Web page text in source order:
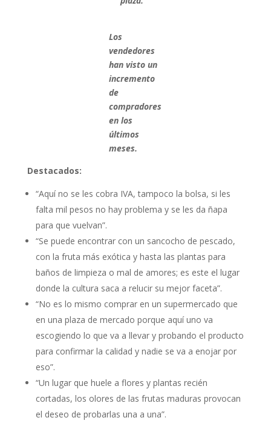
Los
vendedores
han visto un
incremento
de
compradores
en los
últimos
meses.
Destacados:
“Aquí no se les cobra IVA, tampoco la bolsa, si les
falta mil pesos no hay problema y se les da ñapa
para que vuelvan”.
“Se puede encontrar con un sancocho de pescado,
con la fruta más exótica y hasta las plantas para
baños de limpieza o mal de amores; es este el lugar
donde la cultura saca a relucir su mejor faceta”.
“No es lo mismo comprar en un supermercado que
en una plaza de mercado porque aquí uno va
escogiendo lo que va a llevar y probando el producto
para confirmar la calidad y nadie se va a enojar por
eso”.
“Un lugar que huele a flores y plantas recién
cortadas, los olores de las frutas maduras provocan
el deseo de probarlas una a una”.